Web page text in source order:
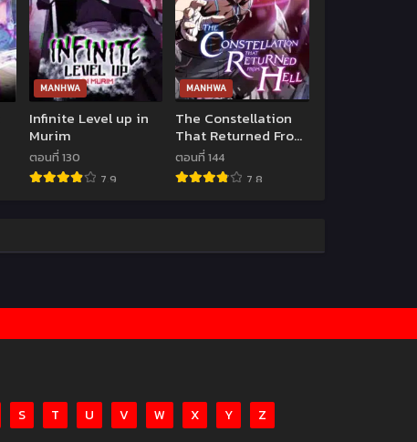
MANHWA
Infinite Level up in
Murim
ตอนที่ 130
7.9
MANHWA
The Constellation
That Returned From
Hell
ตอนที่ 144
7.8
S T U V W X Y Z